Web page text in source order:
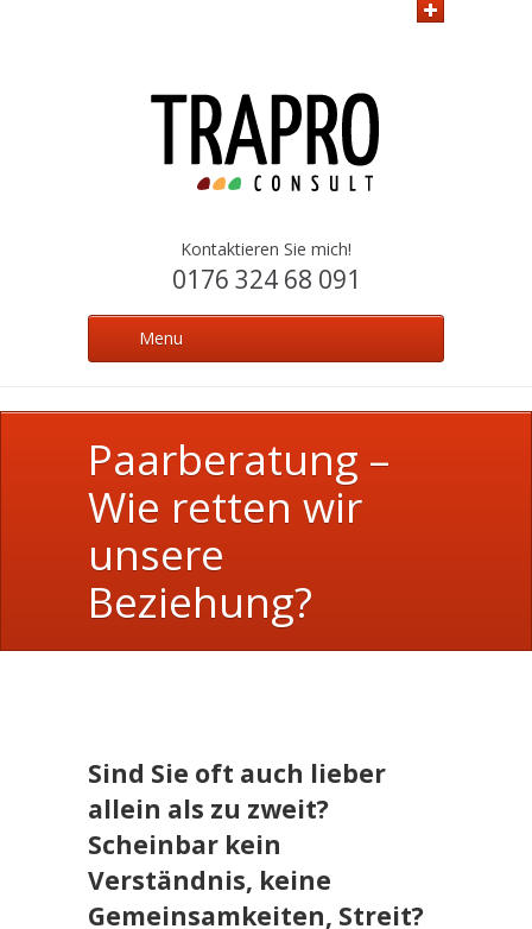
Kontaktieren Sie mich!
0176 324 68 091
Menu
Paarberatung –
Wie retten wir
unsere
Beziehung?
Sind Sie oft auch lieber
allein als zu zweit?
Scheinbar kein
Verständnis, keine
Gemeinsamkeiten, Streit?